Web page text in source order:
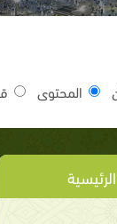
المحتوى